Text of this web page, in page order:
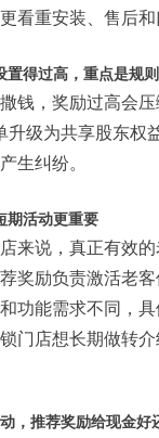
看重安装、售后
置得过高，重点是规
钱，奖励过高会
升级为共享股东权
生纠纷。
期活动更重要
来说，真正有效
奖励负责激活老
功能需求不同，
门店想长期做转介
，推荐奖励给现金好